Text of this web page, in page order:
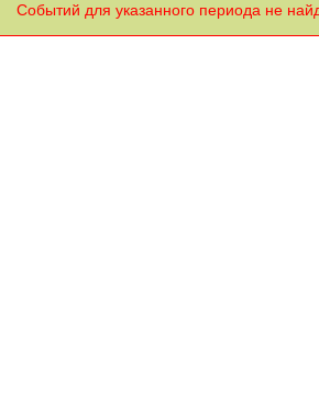
Событий для указанного периода не